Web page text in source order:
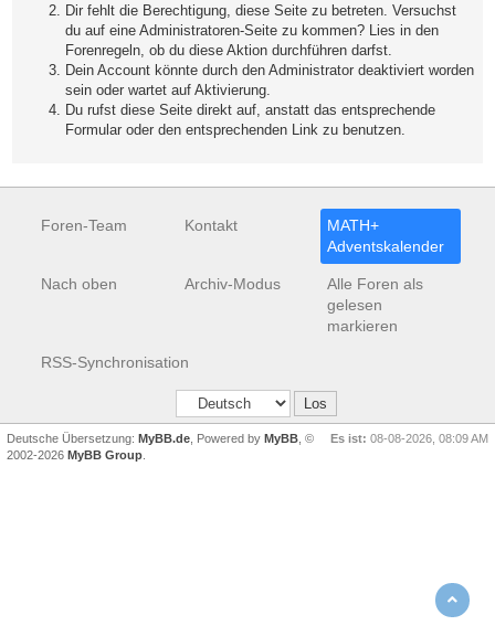
Dir fehlt die Berechtigung, diese Seite zu betreten. Versuchst
du auf eine Administratoren-Seite zu kommen? Lies in den
Forenregeln, ob du diese Aktion durchführen darfst.
Dein Account könnte durch den Administrator deaktiviert worden
sein oder wartet auf Aktivierung.
Du rufst diese Seite direkt auf, anstatt das entsprechende
Formular oder den entsprechenden Link zu benutzen.
Foren-Team Kontakt
MATH+
Adventskalender
Nach oben Archiv-Modus
Alle Foren als
gelesen
markieren
RSS-Synchronisation
Es ist: 08-08-2026, 08:09 AM
Deutsche Übersetzung: MyBB.de , Powered by MyBB , ©
2002-2026 MyBB Group